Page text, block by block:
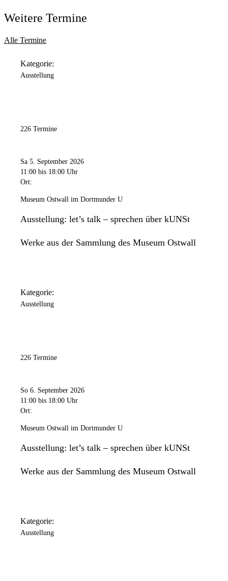
Montag
Geschlossen
11:00 Uhr
Mittwoch
Freitag
11:00 Uhrbis18:00 Uhr
Sonntag
11:00 Uhr bis 18:00 Uhr
Das Dortmunder U ist an folgenden Tagen geschlossen: 24.
Weitere Termine
Alle Termine
Kategorie:
Ausstellung
226 Termine
Sa 5. September 2026
11:00 bis 18:00 Uhr
Ort:
Museum Ostwall im Dortmunder U
Ausstellung: let’s talk – sprechen über kUNSt
Werke aus der Sammlung des Museum Ostwall
Kategorie:
Ausstellung
226 Termine
So 6. September 2026
11:00 bis 18:00 Uhr
Ort:
Museum Ostwall im Dortmunder U
Ausstellung: let’s talk – sprechen über kUNSt
Werke aus der Sammlung des Museum Ostwall
Kategorie:
Ausstellung